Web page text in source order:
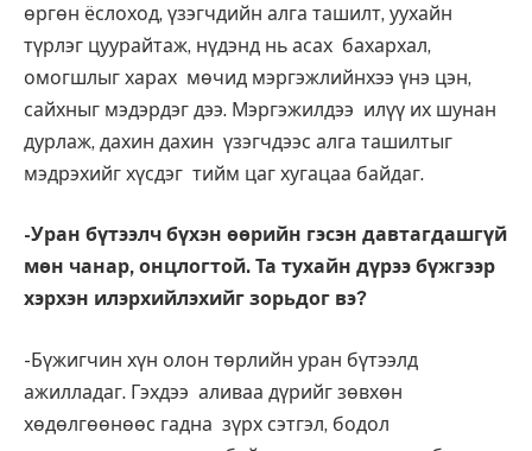
өргөн ёслоход, үзэгчдийн алга ташилт, уухайн
түрлэг цуурайтаж, нүдэнд нь асах бахархал,
омогшлыг харах мөчид мэргэжлийнхээ үнэ цэн,
сайхныг мэдэрдэг дээ. Мэргэжилдээ илүү их шунан
дурлаж, дахин дахин үзэгчдээс алга ташилтыг
мэдрэхийг хүсдэг тийм цаг хугацаа байдаг.
-Уран бүтээлч бүхэн өөрийн гэсэн давтагдашгүй
мөн чанар, онцлогтой. Та тухайн дүрээ бүжгээр
хэрхэн илэрхийлэхийг зорьдог вэ?
-Бүжигчин хүн олон төрлийн уран бүтээлд
ажилладаг. Гэхдээ аливаа дүрийг зөвхөн
хөдөлгөөнөөс гадна зүрх сэтгэл, бодол